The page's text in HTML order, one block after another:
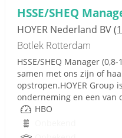
HSSE/SHEQ
HOYER Nederland BV
Botlek Rotterdam
HSSE/SHEQ Manager
samen met ons zijn of
opstropen.HOYER Group
onderneming en een van
HBO